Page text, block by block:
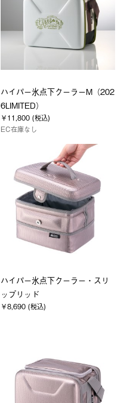
ハイパー氷点下クーラーM（202
6LIMITED）
￥11,800 (税込)
EC在庫なし
ハイパー氷点下クーラー・スリ
ップリッド
￥8,690 (税込)